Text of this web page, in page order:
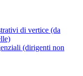
di vertice (da
(dirigenti non